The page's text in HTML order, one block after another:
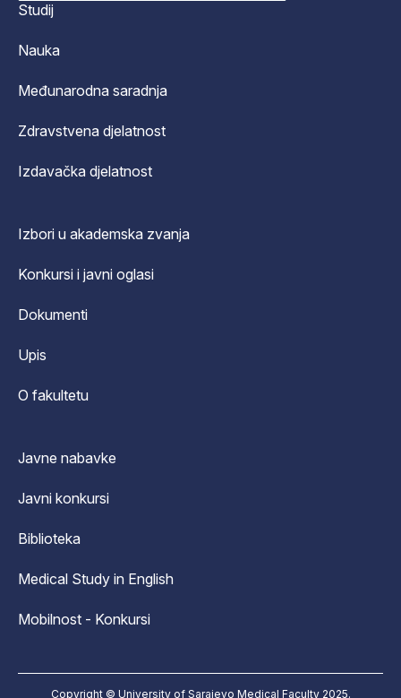
Studij
Nauka
Međunarodna saradnja
Zdravstvena djelatnost
Izdavačka djelatnost
Izbori u akademska zvanja
Konkursi i javni oglasi
Dokumenti
Upis
O fakultetu
Javne nabavke
Javni konkursi
Biblioteka
Medical Study in English
Mobilnost - Konkursi
Copyright © University of Sarajevo Medical Faculty 2025.